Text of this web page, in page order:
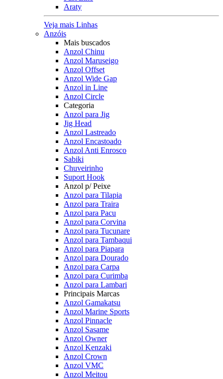
Araty
Veja mais Linhas
Anzóis
Mais buscados
Anzol Chinu
Anzol Maruseigo
Anzol Offset
Anzol Wide Gap
Anzol in Line
Anzol Circle
Categoria
Anzol para Jig
Jig Head
Anzol Lastreado
Anzol Encastoado
Anzol Anti Enrosco
Sabiki
Chuveirinho
Suport Hook
Anzol p/ Peixe
Anzol para Tilapia
Anzol para Traira
Anzol para Pacu
Anzol para Corvina
Anzol para Tucunare
Anzol para Tambaqui
Anzol para Piapara
Anzol para Dourado
Anzol para Carpa
Anzol para Curimba
Anzol para Lambari
Principais Marcas
Anzol Gamakatsu
Anzol Marine Sports
Anzol Pinnacle
Anzol Sasame
Anzol Owner
Anzol Kenzaki
Anzol Crown
Anzol VMC
Anzol Meitou